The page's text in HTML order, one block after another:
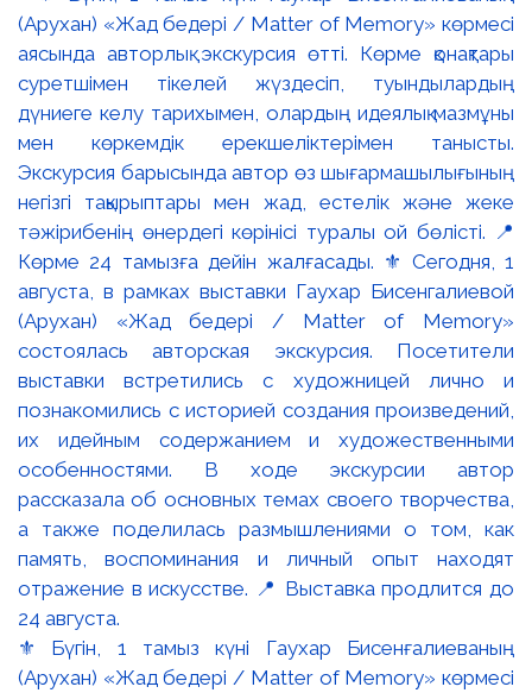
⚜️ Бүгін, 1 тамыз күні Гаухар Бисенғалиеваның
(Арухан) «Жад бедері / Matter of Memory» көрмесі